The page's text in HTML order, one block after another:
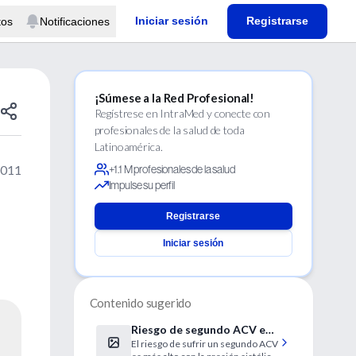
Notificaciones Iniciar sesión Registrarse
¡Súmese a la Red Profesional!
Regístrese en IntraMed y conecte con
profesionales de la salud de toda
Latinoamérica.
+1.1 M profesionales de la salud
Impulse su perfil
Registrarse
Iniciar sesión
Contenido sugerido
Riesgo de segundo ACV es
menor con valor normal
El riesgo de sufrir un segundo ACV